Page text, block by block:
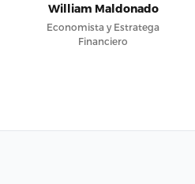
William Maldonado
Economista y Estratega
Financiero